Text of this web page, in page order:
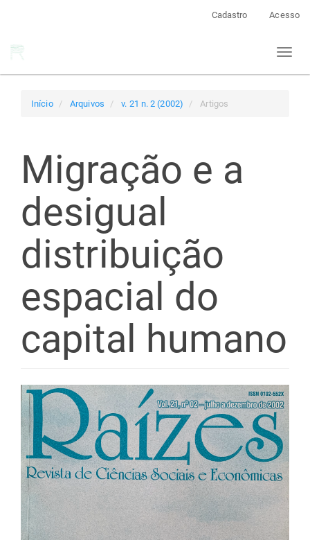
Cadastro Acesso
Toggle
Início Arquivos v. 21 n. 2 (2002) Artigos
Migração e a
desigual
distribuição
espacial do
capital humano
Barra
lateral
de
artigos